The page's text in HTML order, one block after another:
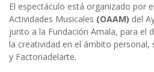
El espectáculo está organizado por
Actividades Musicales (OAAM) del
junto a la Fundación Amala, para el
la creatividad en el ámbito
y Factoriadelarte.